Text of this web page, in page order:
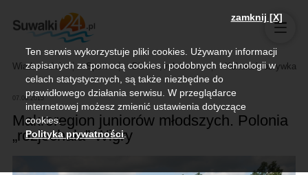
Wiadomości Sport Biznes, rolnictwo Kultura i rozrywka
07.06.2015
Makroregion juniorów młodszych. Polonia
„rozjechała” Wigry
zamknij [X]
Ten serwis wykorzystuje pliki cookies. Używamy informacji
zapisanych za pomocą cookies i podobnych technologii w
celach statystycznych, są także niezbędne do
prawidłowego działania serwisu. W przeglądarce
internetowej możesz zmienić ustawienia dotyczące
cookies.
Polityka prywatności.